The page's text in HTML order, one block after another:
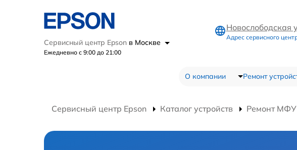
Сервисный центр Epson в Москве
Ежедневно с 9:00 до 21:00
Новослободская
Адрес сервисного
О компании Ремонт
Сервисный центр Epson Каталог устройств Ремонт МФУ